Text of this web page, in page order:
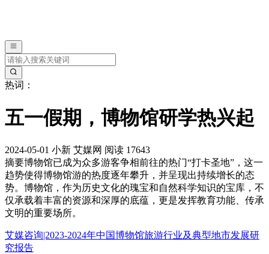
热词：
五一假期，博物馆研学热兴起
2024-05-01 小新 艾媒网 阅读 17643
摘要博物馆已成为众多游客争相前往的热门“打卡圣地”，这一
趋势使得博物馆游的热度逐年攀升，并呈现出持续增长的态
势。博物馆，作为历史文化的瑰宝和自然科学知识的宝库，不
仅承载着丰富的资源和深厚的底蕴，更是发挥教育功能、传承
文明的重要场所。
艾媒咨询|2023-2024年中国博物馆旅游行业及典型地市发展研
究报告